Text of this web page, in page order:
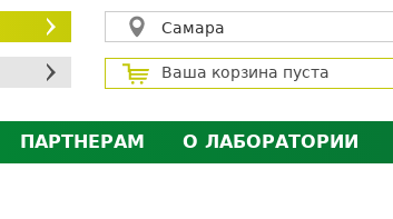
Самара
Ваша корзина пуста
ПАРТНЕРАМ
О ЛАБОРАТОРИИ